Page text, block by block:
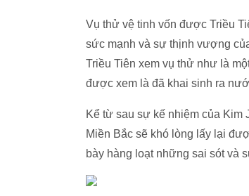
Vụ thử vệ tinh vốn được Triều
sức mạnh và sự thịnh vượng
Triều Tiên xem vụ thử như là
được xem là đã khai sinh ra
Kể từ sau sự kế nhiệm của Kim
Miền Bắc sẽ khó lòng lấy lại
bày hàng loạt những sai sót và